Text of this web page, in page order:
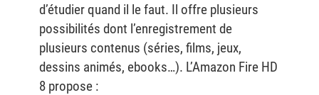
d’étudier quand il le faut. Il offre plusieurs
possibilités dont l’enregistrement de
plusieurs contenus (séries, films, jeux,
dessins animés, ebooks…). L’Amazon Fire HD
8 propose :